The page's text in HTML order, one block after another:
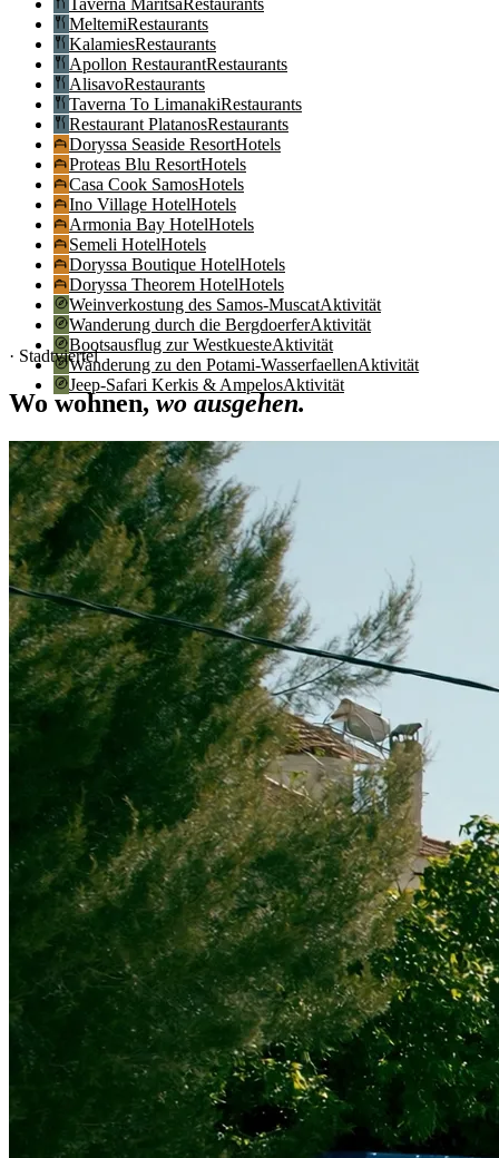
MeltemiRestaurants
KalamiesRestaurants
Apollon RestaurantRestaurants
AlisavoRestaurants
Taverna To LimanakiRestaurants
Restaurant PlatanosRestaurants
Doryssa Seaside ResortHotels
Proteas Blu ResortHotels
Casa Cook SamosHotels
Ino Village HotelHotels
Armonia Bay HotelHotels
Semeli HotelHotels
Doryssa Boutique HotelHotels
Doryssa Theorem HotelHotels
Weinverkostung des Samos-MuscatAktivität
Wanderung durch die BergdoerferAktivität
Bootsausflug zur WestkuesteAktivität
Wanderung zu den Potami-WasserfaellenAktivität
Jeep-Safari Kerkis & AmpelosAktivität
· Stadtviertel
Wo wohnen, wo ausgehen.